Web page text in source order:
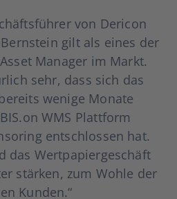
von Der­icon
gilt als eines der
Mana­ger im Markt.
sehr, dass sich das
weni­ge Mona­te
WMS Platt­form
ent­schlos­sen hat.
das Wert­pa­pier­ge­schäft
stär­ken, zum Woh­le der
Kun­den.“